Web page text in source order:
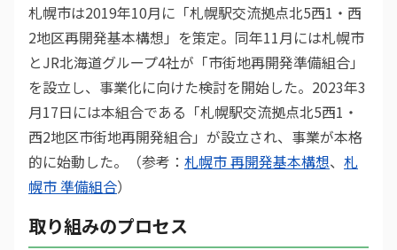
札幌市は2019年10月に「札幌駅交流拠点北5西1・西
2地区再開発基本構想」を策定。同年11月には札幌市
とJR北海道グループ4社が「市街地再開発準備組合」
を設立し、事業化に向けた検討を開始した。2023年3
月17日には本組合である「札幌駅交流拠点北5西1・
西2地区市街地再開発組合」が設立され、事業が本格
的に始動した。（参考： 札幌市 再開発基本構想、 札
幌市 準備組合）
取り組みのプロセス